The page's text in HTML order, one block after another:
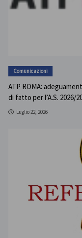
Comunicazioni
ATP ROMA:
di fatto per l’A.S. 2026/
Luglio 22, 2026